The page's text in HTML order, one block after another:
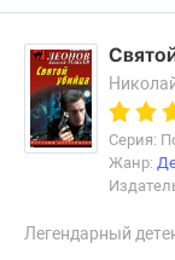
Серия:
Жанр:
Легендарный